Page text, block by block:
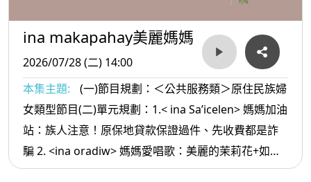
ina makapahay美麗媽媽
2026/07/28 (二) 14:00
本集主題:
(一)節目規劃：＜公共服務類＞原住民族婦
女類型節目(二)單元規劃：1.< ina Sa’icelen> 媽媽加油
站：族人注意！原保地貸款保證過件、先收費都是詐
騙 2. <ina oradiw> 媽媽愛唱歌：美麗的茉莉花+如果
只如果 3.< ina Masa’sa >媽媽放輕鬆:人的磁場很奇怪